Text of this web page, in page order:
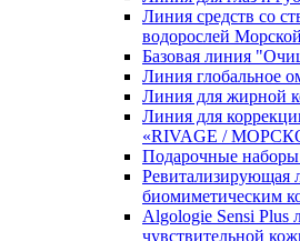
Линия средств со
водорослей
Базовая линия
Линия глобальное
Линия для жирной
Линия для
«RIVAGE /
Подарочные
Ревитализирующая
биомиметическим
Algologie Sensi Plus
чувcтвительной